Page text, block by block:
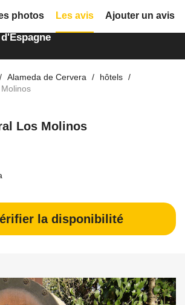
des
Alameda de Cervera
hôtels
Los Molinos
la disponibilité
photos Les avis Ajouter un avis